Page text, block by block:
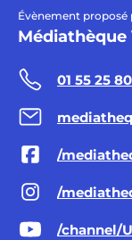
Évènement proposé
01 55 25
/
/
/channel/